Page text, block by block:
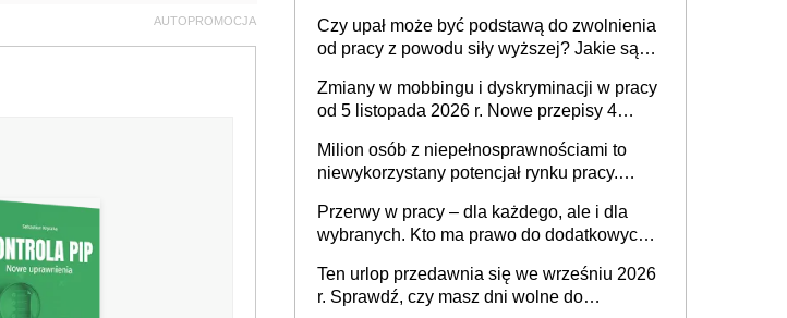
AUTOPROMOCJA
Czy upał może być podstawą do zwolnienia
od pracy z powodu siły wyższej? Jakie są
Zmiany w mobbingu i dyskryminacji w pracy
od 5 listopada 2026 r. Nowe przepisy 4
Ustaw
Milion osób z niepełnosprawnościami to
niewykorzystany potencjał rynku pracy.
dofinansowań czy refundacji, ale bariery po
stronie systemu i świadomości
pracodawców [WYWIAD]
Przerwy w pracy – dla każdego, ale i dla
wybranych. Kto ma prawo do dodatkowych
Ten urlop przedawnia się we wrześniu 2026
r. Sprawdź, czy masz dni wolne do